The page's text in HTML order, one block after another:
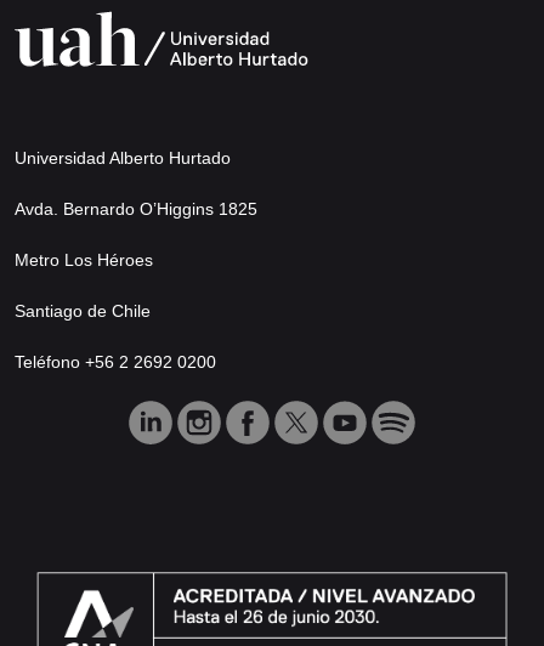
Universidad Alberto Hurtado
Avda. Bernardo O’Higgins 1825
Metro Los Héroes
Santiago de Chile
Teléfono +56 2 2692 0200